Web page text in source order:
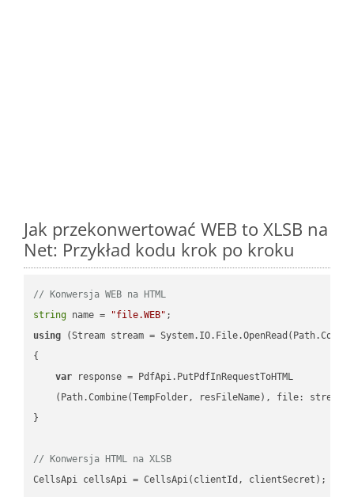
Jak przekonwertować WEB to XLSB na
Net: Przykład kodu krok po kroku
// Konwersja WEB na HTML
string name = "file.WEB"
using (Stream stream =
{
var response = PdfApi.PutPdfInRequestToHTML
    (Path.Combine(TempFolder, resFileName), file: stream);
}
// Konwersja HTML na XLSB
CellsApi cellsApi = CellsApi(clientId, clientSecret);